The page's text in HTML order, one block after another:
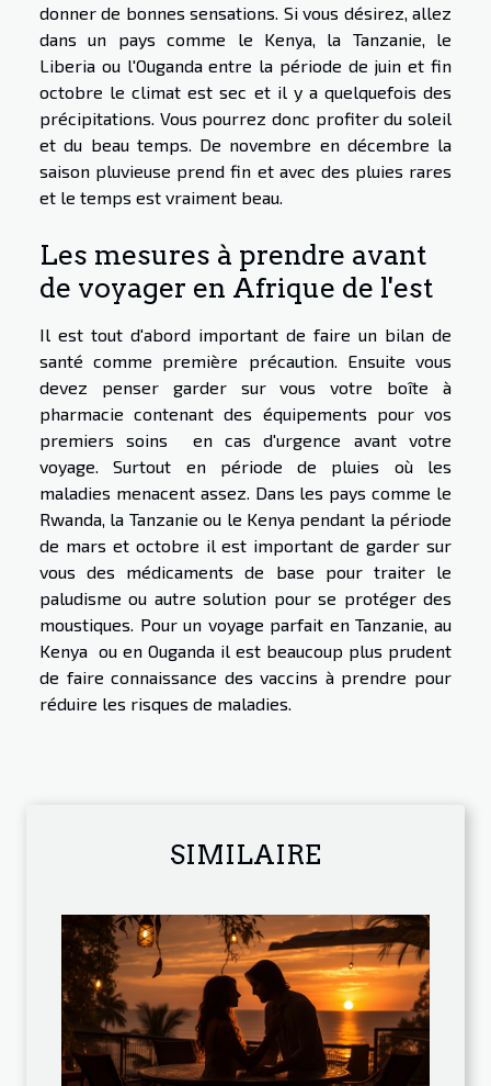
donner de bonnes sensations. Si vous désirez, allez
dans un pays comme le Kenya, la Tanzanie, le
Liberia ou l'Ouganda entre la période de juin et fin
octobre le climat est sec et il y a quelquefois des
précipitations. Vous pourrez donc profiter du soleil
et du beau temps. De novembre en décembre la
saison pluvieuse prend fin et avec des pluies rares
et le temps est vraiment beau.
Les mesures à prendre avant
de voyager en Afrique de l'est
Il est tout d'abord important de faire un bilan de
santé comme première précaution. Ensuite vous
devez penser garder sur vous votre boîte à
pharmacie contenant des équipements pour vos
premiers soins en cas d'urgence avant votre
voyage. Surtout en période de pluies où les
maladies menacent assez. Dans les pays comme le
Rwanda, la Tanzanie ou le Kenya pendant la période
de mars et octobre il est important de garder sur
vous des médicaments de base pour traiter le
paludisme ou autre solution pour se protéger des
moustiques. Pour un voyage parfait en Tanzanie, au
Kenya ou en Ouganda il est beaucoup plus prudent
de faire connaissance des vaccins à prendre pour
réduire les risques de maladies.
SIMILAIRE